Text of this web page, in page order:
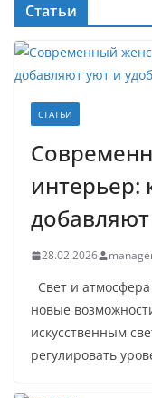
Статьи
СТАТЬИ
интерьер:
28.02.2026
Свет и
новые
искусственным
регулировать